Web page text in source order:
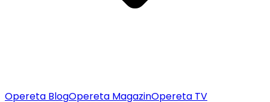
Opereta BlogOpereta MagazinOpereta TV